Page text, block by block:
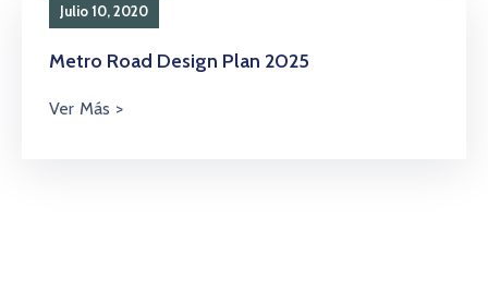
Julio 10, 2020
Metro Road Design Plan 2025